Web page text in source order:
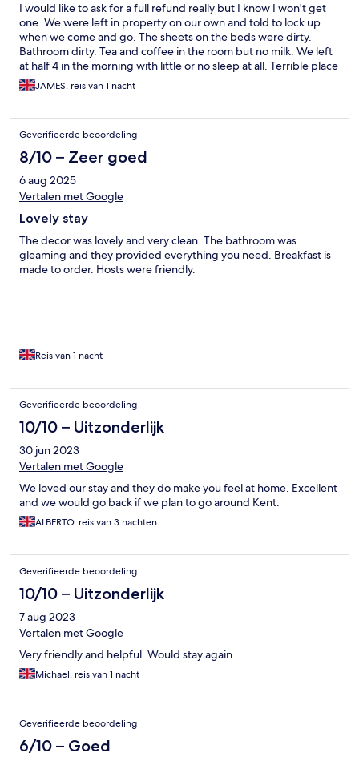
I would like to ask for a full refund really but I know I won't get
one. We were left in property on our own and told to lock up
when we come and go. The sheets on the beds were dirty.
Bathroom dirty. Tea and coffee in the room but no milk. We left
at half 4 in the morning with little or no sleep at all. Terrible place
JAMES, reis van 1 nacht
Geverifieerde beoordeling
8/10 – Zeer goed
6 aug 2025
Vertalen met Google
Lovely stay
The decor was lovely and very clean. The bathroom was
gleaming and they provided everything you need. Breakfast is
made to order. Hosts were friendly.
Reis van 1 nacht
Geverifieerde beoordeling
10/10 – Uitzonderlijk
30 jun 2023
Vertalen met Google
We loved our stay and they do make you feel at home. Excellent
and we would go back if we plan to go around Kent.
ALBERTO, reis van 3 nachten
Geverifieerde beoordeling
10/10 – Uitzonderlijk
7 aug 2023
Vertalen met Google
Very friendly and helpful. Would stay again
Michael, reis van 1 nacht
Geverifieerde beoordeling
6/10 – Goed